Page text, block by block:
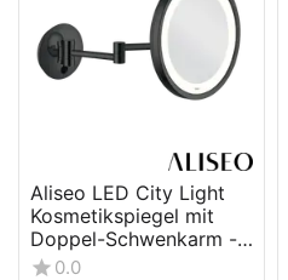
Aliseo LED City Light
Kosmetikspiegel mit
Doppel-Schwenkarm -
Schwarz
0.0